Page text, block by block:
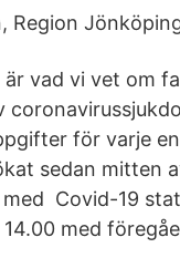
Region
vad vi vet om
för varje
sedan mitten
Covid-19
med